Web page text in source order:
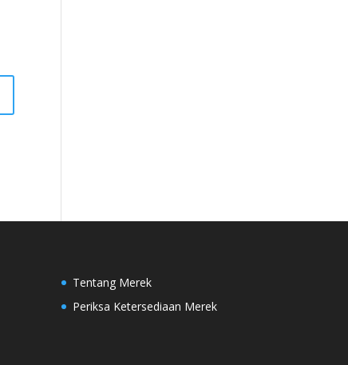
Tentang Merek
Periksa Ketersediaan Merek